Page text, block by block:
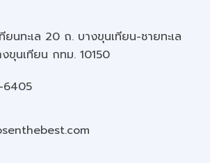
ยนทะเล 20 ถ. บางขุนเทียน-ชายทะเล
ขุนเทียน กทม. 10150